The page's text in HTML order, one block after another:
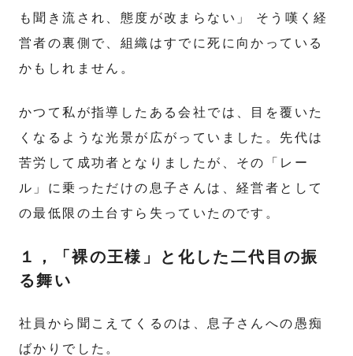
も聞き流され、態度が改まらない」 そう嘆く経
営者の裏側で、組織はすでに死に向かっている
かもしれません。
かつて私が指導したある会社では、目を覆いた
くなるような光景が広がっていました。先代は
苦労して成功者となりましたが、その「レー
ル」に乗っただけの息子さんは、経営者として
の最低限の土台すら失っていたのです。
１，「裸の王様」と化した二代目の振
る舞い
社員から聞こえてくるのは、息子さんへの愚痴
ばかりでした。